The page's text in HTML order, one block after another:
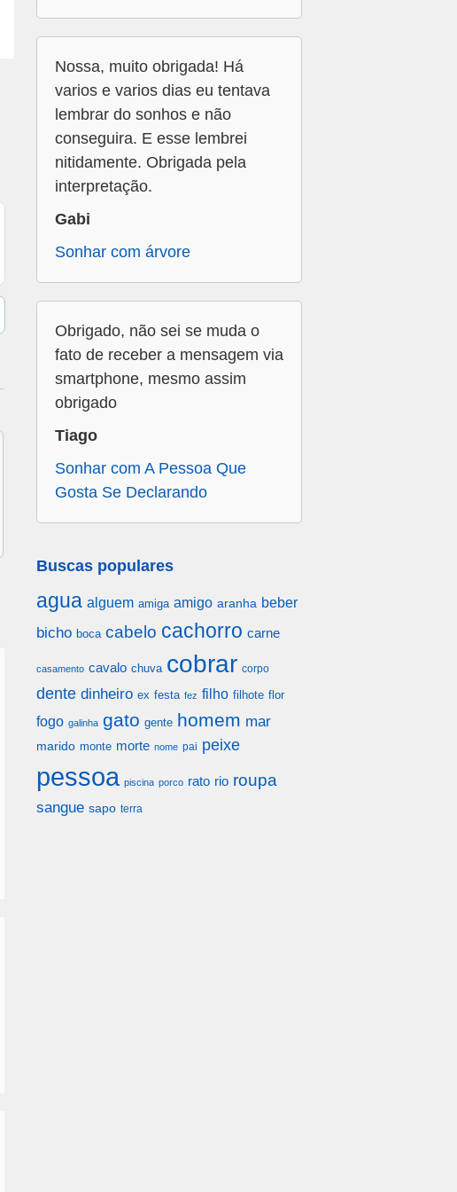
Nossa, muito obrigada! Há
varios e varios dias eu tentava
lembrar do sonhos e não
conseguira. E esse lembrei
nitidamente. Obrigada pela
interpretação.
Gabi
Sonhar com árvore
Obrigado, não sei se muda o
fato de receber a mensagem via
smartphone, mesmo assim
obrigado
Tiago
Sonhar com A Pessoa Que
Gosta Se Declarando
Buscas populares
agua alguem amiga amigo aranha beber
bicho boca cabelo cachorro carne
casamento cavalo chuva cobrar corpo
dente dinheiro ex festa fez filho filhote flor
fogo galinha gato gente homem mar
marido monte morte nome pai peixe
pessoa piscina porco rato rio roupa
sangue sapo terra